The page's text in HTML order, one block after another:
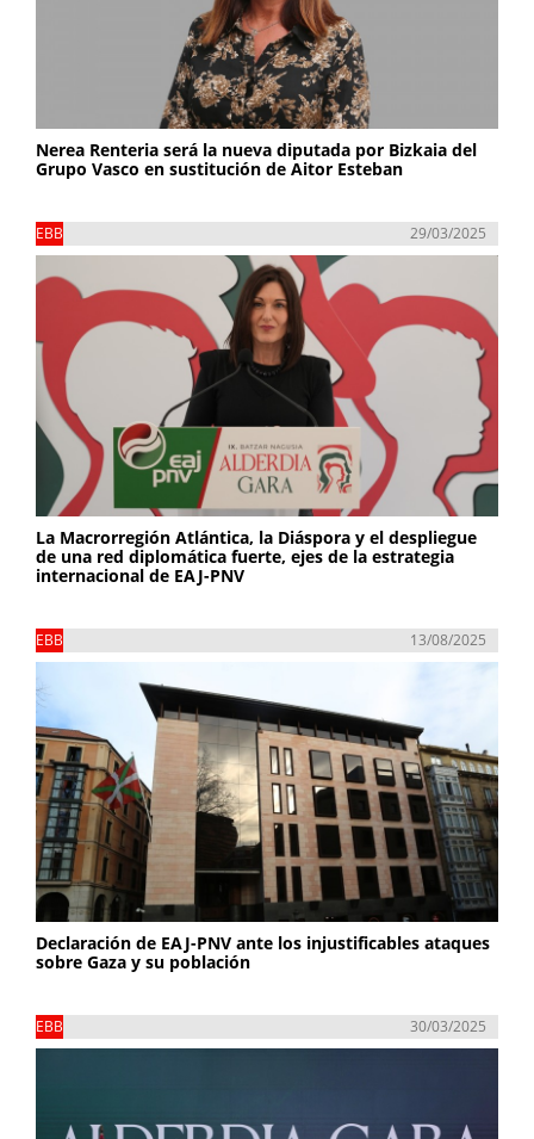
Nerea Renteria será la nueva diputada por Bizkaia del
Grupo Vasco en sustitución de Aitor Esteban
EBB 29/03/2025
La Macrorregión Atlántica, la Diáspora y el despliegue
de una red diplomática fuerte, ejes de la estrategia
internacional de EAJ-PNV
EBB 13/08/2025
Declaración de EAJ-PNV ante los injustificables ataques
sobre Gaza y su población
EBB 30/03/2025